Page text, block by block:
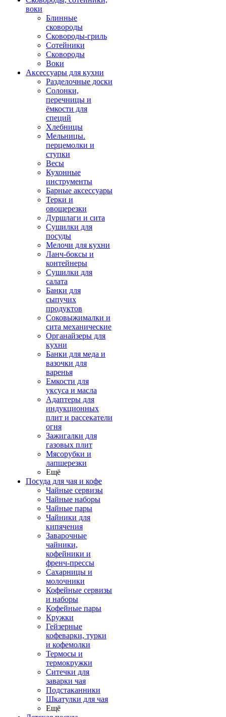
воки
Блинные
сковороды
Сковороды-гриль
Сотейники
Сковороды
Воки
Аксессуары для кухни
Разделочные доски
Солонки,
перечницы и
ёмкости для
специй
Хлебницы
Мельницы.
перцемолки и
ступки
Весы
Кухонные
инструменты
Барные аксессуары
Терки и
овощерезки
Дуршлаги и сита
Сушилки для
посуды
Мелочи для кухни
Ланч-боксы и
контейнеры
Сушилки для
салата
Банки для
сыпучих
продуктов
Соковыжималки и
сита механические
Органайзеры для
кухни
Банки для меда и
вазочки для
варенья
Емкости для
уксуса и масла
Адаптеры для
индукционных
плит и рассекатели
огня
Зажигалки для
газовых плит
Мясорубки и
лапшерезки
Ещё
Посуда для чая и кофе
Чайные сервизы
Чайные наборы
Чайные пары
Чайники для
кипячения
Заварочные
чайники,
кофейники и
френч-прессы
Сахарницы и
молочники
Кофейные сервизы
и наборы
Кофейные пары
Кружки
Гейзерные
кофеварки, турки
и кофемолки
Термосы и
термокружки
Ситечки для
заварки чая
Подстаканники
Шкатулки для чая
Ещё